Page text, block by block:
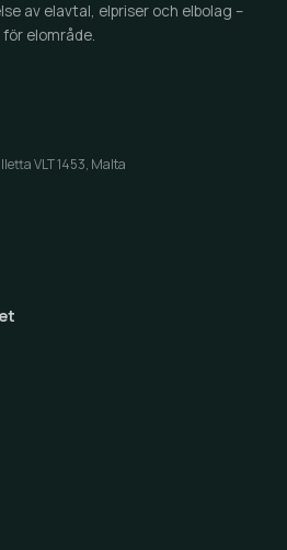
av elavtal, elpriser och elbolag –
elområde.
VLT 1453, Malta